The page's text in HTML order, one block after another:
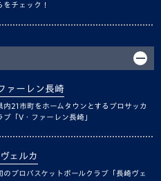
をチェック！
ァーレン長崎
内21市町をホームタウンとするプロサッカ
ブ「V・ファーレン長崎」
ェルカ
のプロバスケットボールクラブ「長崎ヴェ